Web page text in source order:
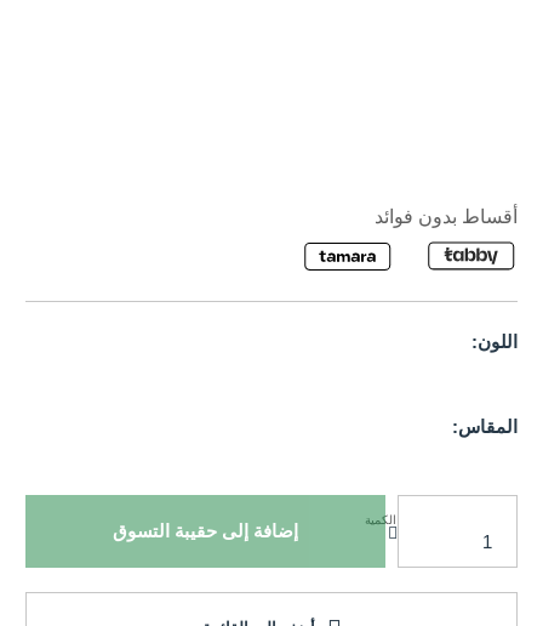
أقساط بدون فوائد
اللون:
المقاس:
الكمية
إضافة إلى حقيبة التسوق